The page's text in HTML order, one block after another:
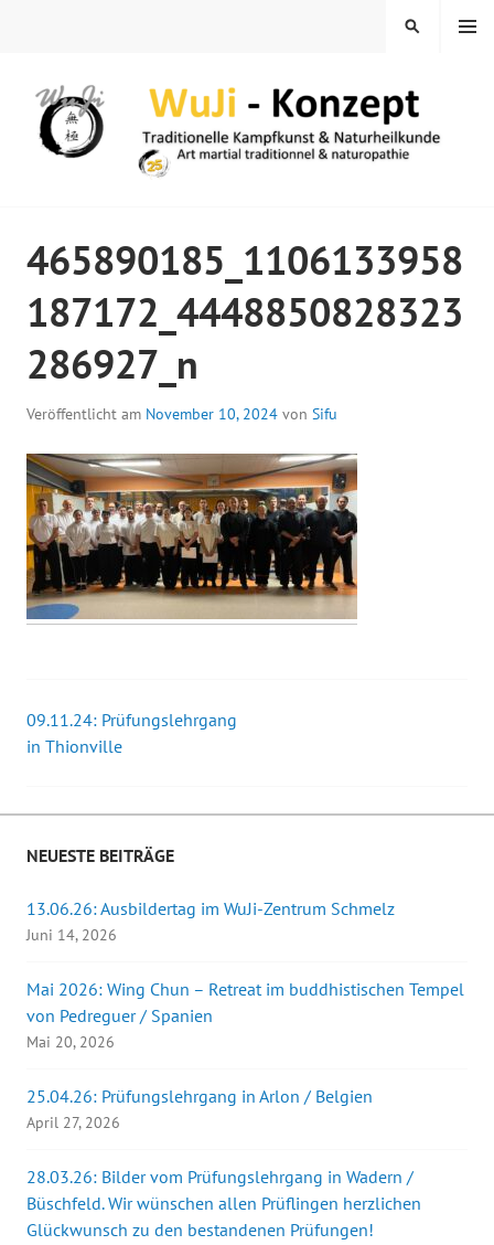
MENÜ
SUCHEN
465890185_1106133958
187172_4448850828323
286927_n
Veröffentlicht am November 10, 2024 von Sifu
Beitrags-
09.11.24: Prüfungslehrgang
in Thionville
NEUESTE BEITRÄGE
13.06.26: Ausbildertag im WuJi-Zentrum Schmelz
Juni 14, 2026
Mai 2026: Wing Chun – Retreat im buddhistischen Tempel
von Pedreguer / Spanien
Mai 20, 2026
25.04.26: Prüfungslehrgang in Arlon / Belgien
April 27, 2026
28.03.26: Bilder vom Prüfungslehrgang in Wadern /
Büschfeld. Wir wünschen allen Prüflingen herzlichen
Glückwunsch zu den bestandenen Prüfungen!